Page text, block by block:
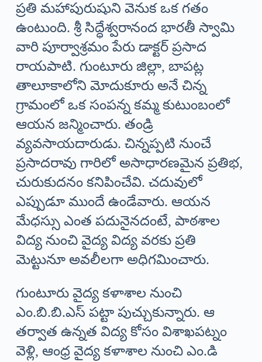
ప్రతి మహాపురుషుని వెనుక ఒక గతం
ఉంటుంది. శ్రీ సిద్ధేశ్వరానంద భారతీ స్వామి
వారి పూర్వాశ్రమం పేరు డాక్టర్ ప్రసాద
రాయపాటి. గుంటూరు జిల్లా, బాపట్ల
తాలూకాలోని మోదుకూరు అనే చిన్న
గ్రామంలో ఒక సంపన్న కమ్మ కుటుంబంలో
ఆయన జన్మించారు. తండ్రి
వ్యవసాయదారుడు. చిన్నప్పటి నుంచే
ప్రసాదరావు గారిలో అసాధారణమైన ప్రతిభ,
చురుకుదనం కనిపించేవి. చదువులో
ఎప్పుడూ ముందే ఉండేవారు. ఆయన
మేధస్సు ఎంత పదునైనదంటే, పాఠశాల
విద్య నుంచి వైద్య విద్య వరకు ప్రతి
మెట్టునూ అవలీలగా అధిగమించారు.
గుంటూరు వైద్య కళాశాల నుంచి
ఎం.బి.బి.ఎస్ పట్టా పుచ్చుకున్నారు. ఆ
తర్వాత ఉన్నత విద్య కోసం విశాఖపట్నం
వెళ్లి, ఆంధ్ర వైద్య కళాశాల నుంచి ఎం.డి